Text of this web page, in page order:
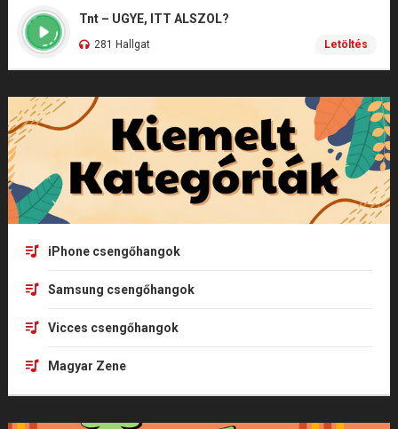
Tnt – UGYE, ITT ALSZOL?
281 Hallgat Letöltés
iPhone csengőhangok
Samsung csengőhangok
Vicces csengőhangok
Magyar Zene